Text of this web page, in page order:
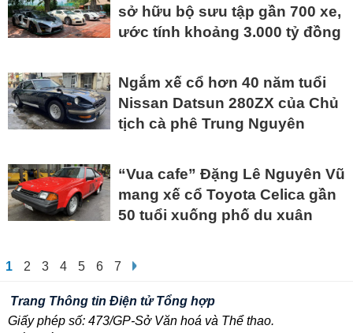
sở hữu bộ sưu tập gần 700 xe,
ước tính khoảng 3.000 tỷ đồng
Ngắm xế cổ hơn 40 năm tuổi
Nissan Datsun 280ZX của Chủ
tịch cà phê Trung Nguyên
“Vua cafe” Đặng Lê Nguyên Vũ
mang xế cổ Toyota Celica gần
50 tuổi xuống phố du xuân
1 2 3 4 5 6 7
Trang Thông tin Điện tử Tổng hợp
Giấy phép số: 473/GP-Sở Văn hoá và Thể thao.